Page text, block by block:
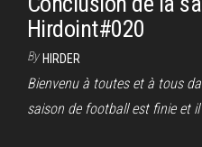
Hirdoint#020
By HIRDER
Bienvenu à toutes et à tous
saison de football est finie et